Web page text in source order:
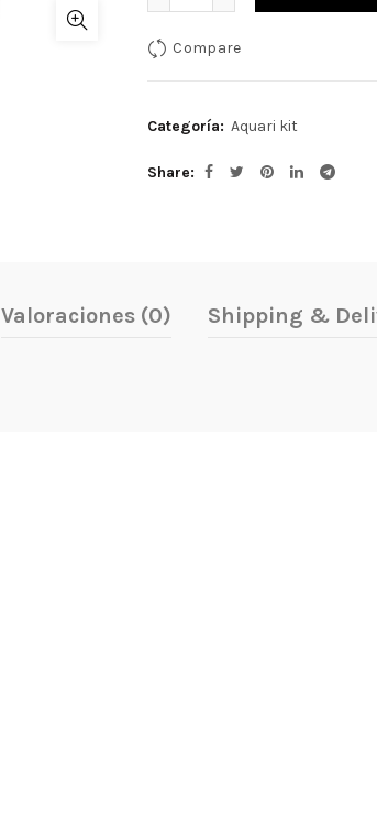
Compare
Categoría: Aquari kit
Share
Valoraciones (0) Shipping &